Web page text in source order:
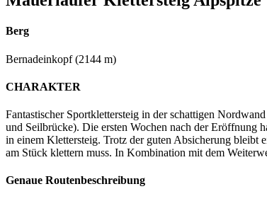
Berg
Bernadeinkopf (2144 m)
CHARAKTER
Fantastischer Sportklettersteig in der schattigen
und Seilbrücke). Die ersten Wochen nach der Eröffnung
in einem Klettersteig. Trotz der guten Absicherung bleibt
am Stück klettern muss. In Kombination mit dem
Genaue Routenbeschreibung